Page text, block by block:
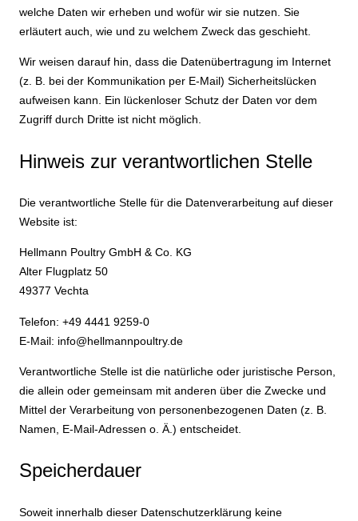
welche Daten wir erheben und wofür wir sie nutzen. Sie
erläutert auch, wie und zu welchem Zweck das geschieht.
Wir weisen darauf hin, dass die Datenübertragung im Internet
(z. B. bei der Kommunikation per E-Mail) Sicherheitslücken
aufweisen kann. Ein lückenloser Schutz der Daten vor dem
Zugriff durch Dritte ist nicht möglich.
Hinweis zur verantwortlichen Stelle
Die verantwortliche Stelle für die Datenverarbeitung auf dieser
Website ist:
Hellmann Poultry GmbH & Co. KG
Alter Flugplatz 50
49377 Vechta
Telefon: +49 4441 9259-0
E-Mail: info@hellmannpoultry.de
Verantwortliche Stelle ist die natürliche oder juristische Person,
die allein oder gemeinsam mit anderen über die Zwecke und
Mittel der Verarbeitung von personenbezogenen Daten (z. B.
Namen, E-Mail-Adressen o. Ä.) entscheidet.
Speicherdauer
Soweit innerhalb dieser Datenschutzerklärung keine